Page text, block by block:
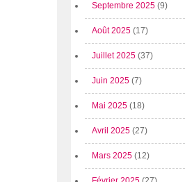
Septembre 2025 (9)
Août 2025 (17)
Juillet 2025 (37)
Juin 2025 (7)
Mai 2025 (18)
Avril 2025 (27)
Mars 2025 (12)